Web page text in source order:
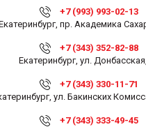
+7 (993) 993-02-13
пр. Академика
+7 (343) 352-82-88
Екатеринбург, ул.
+7 (343) 330-11-71
ул. Бакинских
+7 (343) 333-49-45